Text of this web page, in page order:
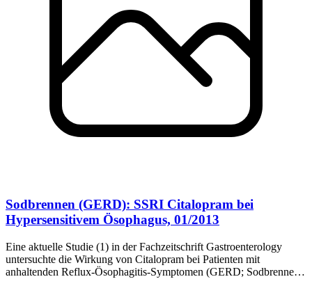
Sodbrennen (GERD): SSRI Citalopram bei
Hypersensitivem Ösophagus, 01/2013
Eine aktuelle Studie (1) in der Fachzeitschrift Gastroenterology
untersuchte die Wirkung von Citalopram bei Patienten mit
anhaltenden Reflux-Ösophagitis-Symptomen (GERD; Sodbrennen).